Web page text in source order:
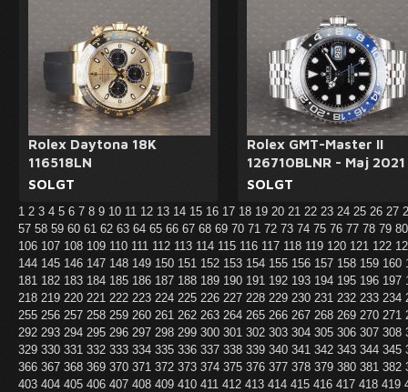
Rolex Daytona 18K
116518LN
SOLGT
Rolex GMT-Master II
126710BLNR - Maj 2021
SOLGT
1 2 3 4 5 6 7 8 9 10 11 12 13 14 15 16 17 18 19 20 21 22 23 24 25 26 27
57 58 59 60 61 62 63 64 65 66 67 68 69 70 71 72 73 74 75 76 77 78 79
106 107 108 109 110 111 112 113 114 115 116 117 118 119 120 121 122
144 145 146 147 148 149 150 151 152 153 154 155 156 157 158 159 160
181 182 183 184 185 186 187 188 189 190 191 192 193 194 195 196 197
218 219 220 221 222 223 224 225 226 227 228 229 230 231 232 233 234
255 256 257 258 259 260 261 262 263 264 265 266 267 268 269 270 271
292 293 294 295 296 297 298 299 300 301 302 303 304 305 306 307 308
329 330 331 332 333 334 335 336 337 338 339 340 341 342 343 344 345
366 367 368 369 370 371 372 373 374 375 376 377 378 379 380 381 382
403 404 405 406 407 408 409 410 411 412 413 414 415 416 417 418 419